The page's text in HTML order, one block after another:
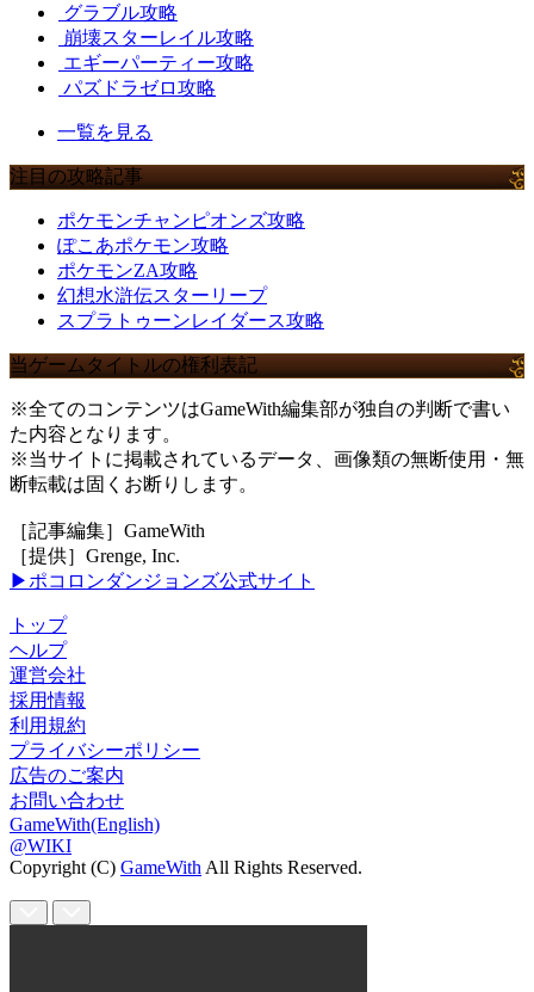
グラブル攻略
崩壊スターレイル攻略
エギーパーティー攻略
パズドラゼロ攻略
一覧を見る
注目の攻略記事
ポケモンチャンピオンズ攻略
ぽこあポケモン攻略
ポケモンZA攻略
幻想水滸伝スターリープ
スプラトゥーンレイダース攻略
当ゲームタイトルの権利表記
※全てのコンテンツはGameWith編集部が独自の判断で書い
た内容となります。
※当サイトに掲載されているデータ、画像類の無断使用・無
断転載は固くお断りします。
［記事編集］GameWith
［提供］Grenge, Inc.
▶ポコロンダンジョンズ公式サイト
トップ
ヘルプ
運営会社
採用情報
利用規約
プライバシーポリシー
広告のご案内
お問い合わせ
GameWith(English)
@WIKI
Copyright (C) GameWith All Rights Reserved.